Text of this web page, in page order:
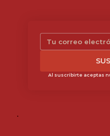
Al suscribirte aceptas